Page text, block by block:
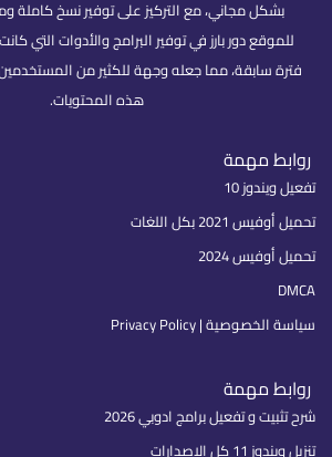
بشكل مجاني، مع التركيز على توفير نسخ كاملة
للموقع دور بارز في توفير البرامج والأدوات التي
فترة سابقة، مما جعله وجهة للكثير من
هذه المحتويات.
روابط مهمة
تفعيل ويندوز 10
تحميل أوفيس 2021 بكل اللغات
تحميل أوفيس 2024
DMCA
سياسة الخصوصية | Privacy Policy
روابط مهمة
شرح تثبيت و تفعيل برامج ادوبي 2026
تنزيل ويندوز 11 كل الإصدارات